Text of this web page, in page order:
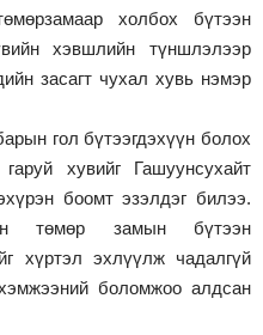
холбох бүтээн
хэвшлийн түншлэлээр
засагт чухал хувь нэмэр
гол бүтээгдэхүүн болох
хувийг Гашуунсухайт
боомт эзэлдэг билээ.
төмөр замын бүтээн
хүртэл эхлүүлж чадалгүй
боломжоо алдсан